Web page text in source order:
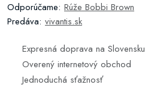
Odporúčame: Rúže Bobbi Brown
Predáva: vivantis.sk
Expresná doprava na Slovensku
Overený internetový obchod
Jednoduchá sťažnosť